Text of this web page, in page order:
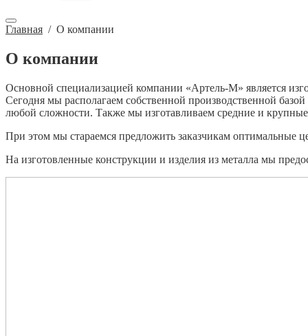
Главная / О компании
О компании
Основной специализацией компании «Артель-М» является
Сегодня мы располагаем собственной производственной
любой сложности. Также мы изготавливаем средние и
При этом мы стараемся предложить заказчикам оптимальные
На изготовленные конструкции и изделия из металла мы